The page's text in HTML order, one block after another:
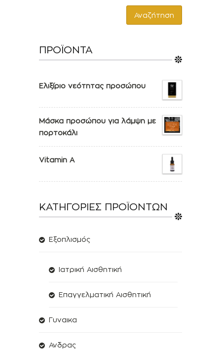
Αναζήτηση
ΠΡΟΪΟΝΤΑ
Ελιξίριο νεότητας προσώπου
Μάσκα προσώπου για λάμψη με
πορτοκάλι
Vitamin A
ΚΑΤΗΓΟΡΙΕΣ ΠΡΟΪΟΝΤΩΝ
Εξοπλισμός
Ιατρική Αισθητική
Επαγγελματική Αισθητική
Γυναικα
Ανδρας